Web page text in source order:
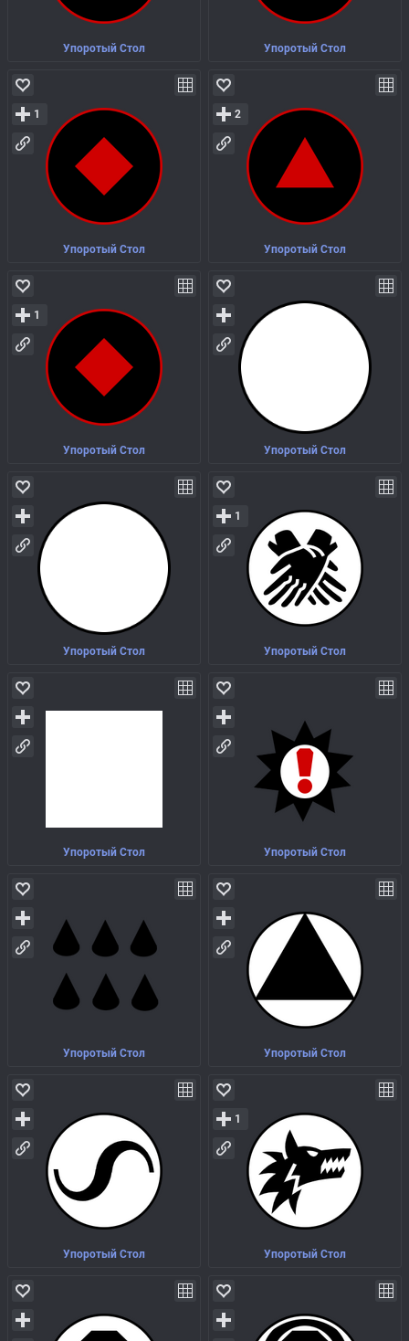
Упоротый Стол Упоротый Стол
Упоротый Стол
1
Упоротый Стол
2
Упоротый Стол
1
Упоротый Стол
Упоротый Стол Упоротый Стол
1
Упоротый Стол Упоротый Стол
Упоротый Стол Упоротый Стол
Упоротый Стол Упоротый Стол
1